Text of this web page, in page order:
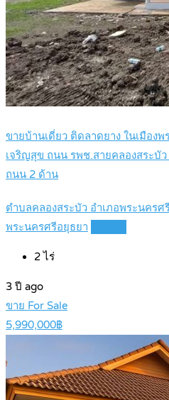
ขายบ้านเดี่ยว ติดลาดยาง ในเมือง
เจริญสุข ถนน รพช.สายคลองสระบั
ถนน 2 ด้าน
ตำบลคลองสระบัว อำเภอพระนครศ
พระนครศรีอยุธยา
2 ไร่
3 ปี ago
ขาย For Sale
5,990,000฿